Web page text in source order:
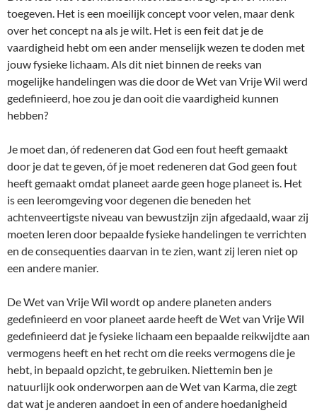
toegeven. Het is een moeilijk concept voor velen, maar denk
over het concept na als je wilt. Het is een feit dat je de
vaardigheid hebt om een ander menselijk wezen te doden met
jouw fysieke lichaam. Als dit niet binnen de reeks van
mogelijke handelingen was die door de Wet van Vrije Wil werd
gedefinieerd, hoe zou je dan ooit die vaardigheid kunnen
hebben?
Je moet dan, óf redeneren dat God een fout heeft gemaakt
door je dat te geven, óf je moet redeneren dat God geen fout
heeft gemaakt omdat planeet aarde geen hoge planeet is. Het
is een leeromgeving voor degenen die beneden het
achtenveertigste niveau van bewustzijn zijn afgedaald, waar zij
moeten leren door bepaalde fysieke handelingen te verrichten
en de consequenties daarvan in te zien, want zij leren niet op
een andere manier.
De Wet van Vrije Wil wordt op andere planeten anders
gedefinieerd en voor planeet aarde heeft de Wet van Vrije Wil
gedefinieerd dat je fysieke lichaam een bepaalde reikwijdte aan
vermogens heeft en het recht om die reeks vermogens die je
hebt, in bepaald opzicht, te gebruiken. Niettemin ben je
natuurlijk ook onderworpen aan de Wet van Karma, die zegt
dat wat je anderen aandoet in een of andere hoedanigheid